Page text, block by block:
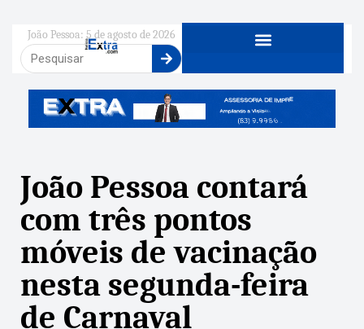
João Pessoa: 5 de agosto de 2026
João Pessoa contará
com três pontos
móveis de vacinação
nesta segunda-feira
de Carnaval